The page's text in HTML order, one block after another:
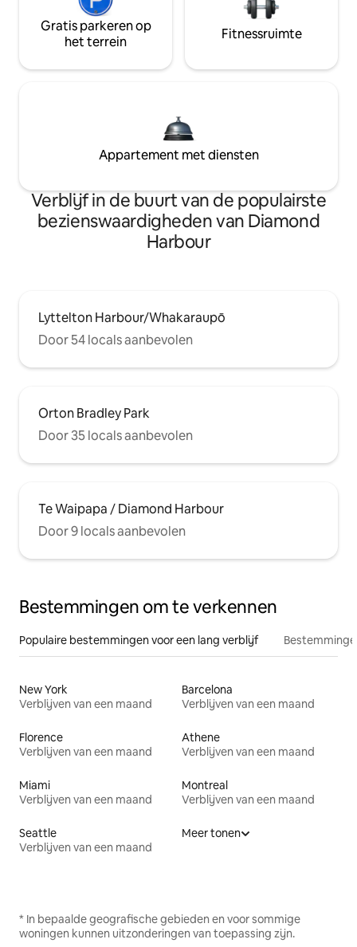
Gratis parkeren op
het terrein
Fitnessruimte
Appartement met diensten
Verblijf in de buurt van de populairste
bezienswaardigheden van Diamond
Harbour
Lyttelton Harbour/Whakaraupō
Door 54 locals aanbevolen
Orton Bradley Park
Door 35 locals aanbevolen
Te Waipapa / Diamond Harbour
Door 9 locals aanbevolen
Bestemmingen om te verkennen
Populaire bestemmingen voor een lang verblijf
New York
Verblijven van een maand
Barcelona
Verblijven van een maand
Florence
Verblijven van een maand
Athene
Verblijven van een maand
Miami
Verblijven van een maand
Montreal
Verblijven van een maand
Seattle
Verblijven van een maand
Meer tonen
* In bepaalde geografische gebieden en voor sommige
woningen kunnen uitzonderingen van toepassing zijn.